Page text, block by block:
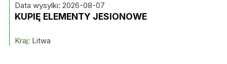
Data wysylki: 2026-08-07
KUPIĘ ELEMENTY JESIONOWE
Kraj: Litwa